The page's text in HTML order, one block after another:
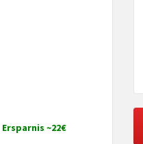
Ersparnis ~22€